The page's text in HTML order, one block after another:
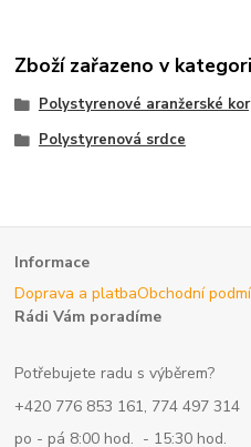
Zboží zařazeno v
Polystyrenové aranžerské
Polystyrenová srdce
Informace
Doprava a platbaObchodní
Rádi Vám poradíme
Potřebujete radu s výběrem?
+420 776 853 161, 774 497 314
po - pá 8:00 hod. - 15:30 hod.